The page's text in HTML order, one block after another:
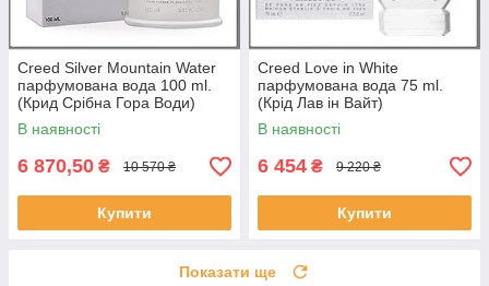
Creed Silver Mountain Water
парфумована вода 100 ml.
(Крид Срібна Гора Води)
В наявності
6 870,50 ₴ 10 570 ₴
Купити
Creed Love in White
парфумована вода 75 ml.
(Крід Лав ін Вайт)
В наявності
6 454 ₴ 9 220 ₴
Купити
Показати ще